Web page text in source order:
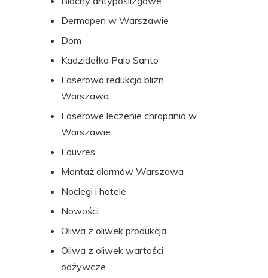
Dermapen w Warszawie
Dom
Kadzidełko Palo Santo
Laserowa redukcja blizn
Warszawa
Laserowe leczenie chrapania w
Warszawie
Louvres
Montaż alarmów Warszawa
Noclegi i hotele
Nowości
Oliwa z oliwek produkcja
Oliwa z oliwek wartości
odżywcze